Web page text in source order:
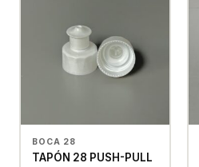
BOCA 28
TAPÓN 28 PUSH-PULL